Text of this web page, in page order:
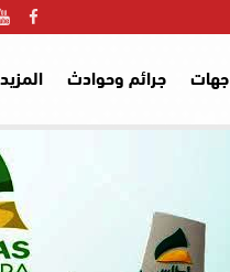
جهات جرائم وحوادث المزيد